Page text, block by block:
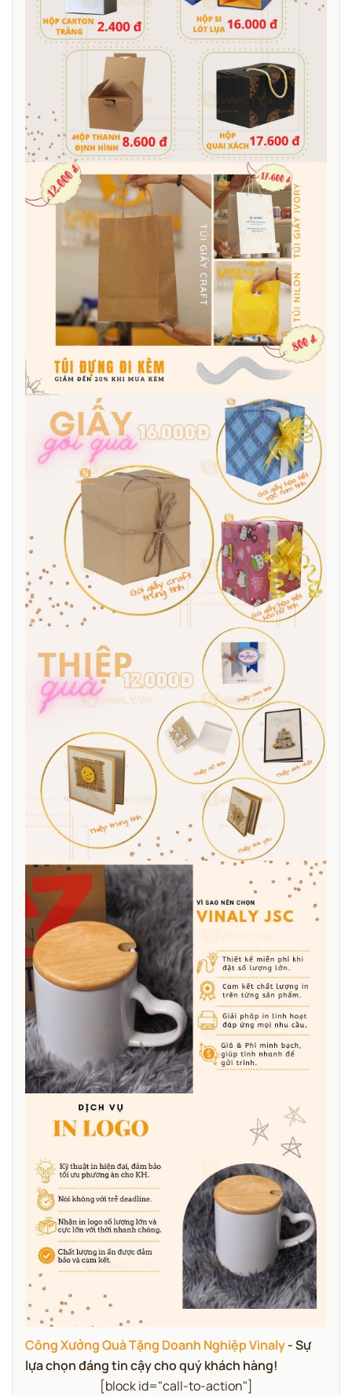
Công Xưởng Quà Tặng Doanh Nghiệp Vinaly- Sự
lựa chọn đáng tin cậy cho quý khách hàng!
[block id="call-to-action"]